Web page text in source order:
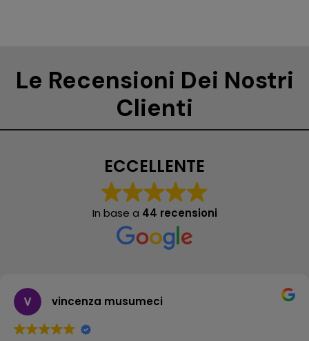
Le Recensioni Dei Nostri
Clienti
ECCELLENTE
In base a 44 recensioni
vincenza musumeci